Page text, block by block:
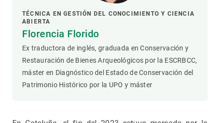
TÉCNICA EN GESTIÓN DEL CONOCIMIENTO Y CIENCIA
ABIERTA
Florencia Florido
Ex traductora de inglés, graduada en Conservación y
Restauración de Bienes Arqueológicos por la ESCRBCC,
máster en Diagnóstico del Estado de Conservación del
Patrimonio Histórico por la UPO y máster